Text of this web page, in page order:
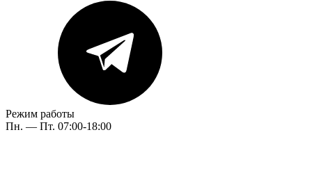
Режим работы
Пн. — Пт. 07:00-18:00